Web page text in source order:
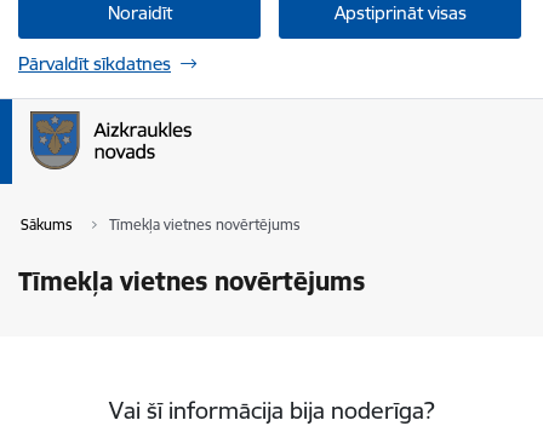
Noraidīt Apstiprināt visas
Pārvaldīt sīkdatnes
Sākums Tīmekļa vietnes novērtējums
Tīmekļa vietnes novērtējums
Vai šī informācija bija noderīga?